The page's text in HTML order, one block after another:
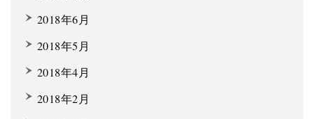
2018年6月
2018年5月
2018年4月
2018年2月